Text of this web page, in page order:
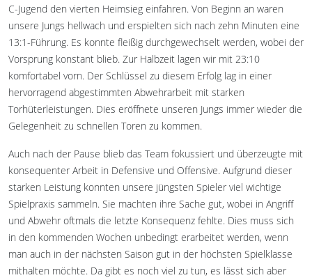
C-Jugend den vierten Heimsieg einfahren. Von Beginn an waren
unsere Jungs hellwach und erspielten sich nach zehn Minuten eine
13:1-Führung. Es konnte fleißig durchgewechselt werden, wobei der
Vorsprung konstant blieb. Zur Halbzeit lagen wir mit 23:10
komfortabel vorn. Der Schlüssel zu diesem Erfolg lag in einer
hervorragend abgestimmten Abwehrarbeit mit starken
Torhüterleistungen. Dies eröffnete unseren Jungs immer wieder die
Gelegenheit zu schnellen Toren zu kommen.
Auch nach der Pause blieb das Team fokussiert und überzeugte mit
konsequenter Arbeit in Defensive und Offensive. Aufgrund dieser
starken Leistung konnten unsere jüngsten Spieler viel wichtige
Spielpraxis sammeln. Sie machten ihre Sache gut, wobei in Angriff
und Abwehr oftmals die letzte Konsequenz fehlte. Dies muss sich
in den kommenden Wochen unbedingt erarbeitet werden, wenn
man auch in der nächsten Saison gut in der höchsten Spielklasse
mithalten möchte. Da gibt es noch viel zu tun, es lässt sich aber